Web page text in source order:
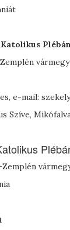
e-mail:
Szíve,